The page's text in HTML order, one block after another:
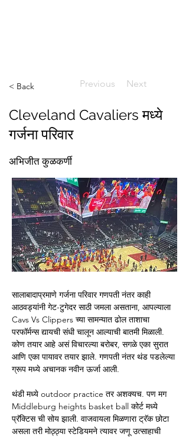
< Back Previous Next
Cleveland Cavaliers मध्ये
गर्जना परिवार
अभिजीत कुळकर्णी
सालाबादाप्रमाणे गर्जना परिवार गणपती नंतर काही
आठवड्यांनी गेट-टुगेदर साठी जमला असताना, आपल्याला
Cavs Vs Clippers च्या सामन्यात ढोल ताशाचा
परफॉर्मन्स द्यायची संधी चालून आल्याची बातमी मिळाली.
कोण तयार आहे असं विचारल्या बरोबर, सगळे एका सुरात
आणि एका पायावर तयार झाले. गणपती नंतर थंड पडलेल्या
ग्रूप मध्ये अचानक नवीन ऊर्जा आली.
थंडी मध्ये outdoor practice तर अशक्यच. पण मग
Middleburg heights basket ball कोर्ट मध्ये
प्रॅक्टिस ची सोय झाली. वाजवायला मिळणारा ट्रॅक छोटा
असला तरी मोठ्ठ्या स्टेडियमने त्यावर जणू उत्साहाची